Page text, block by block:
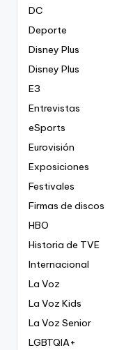
DC
Deporte
Disney Plus
Disney Plus
E3
Entrevistas
eSports
Eurovisión
Exposiciones
Festivales
Firmas de discos
HBO
Historia de TVE
Internacional
La Voz
La Voz Kids
La Voz Senior
LGBTQIA+